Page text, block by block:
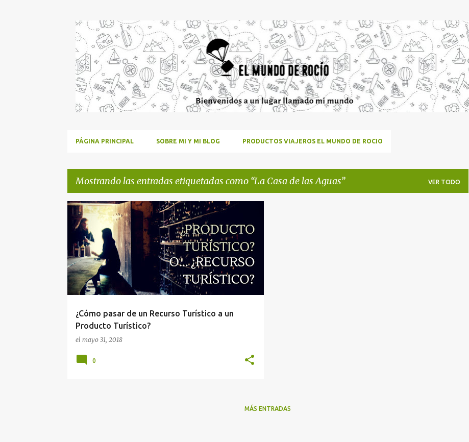
PÁGINA PRINCIPAL SOBRE MI Y MI BLOG PRODUCTOS VIAJEROS EL MUNDO DE ROCIO
Mostrando las entradas etiquetadas como La Casa de las Aguas VER TODO
E
n
t
r
a
d
¿Cómo pasar de un Recurso Turístico a un
Producto Turístico?
el mayo 31, 2018
LA CASA DE LAS AGUAS LA CASA DE LES AIGÜES
0
MÁS ENTRADAS